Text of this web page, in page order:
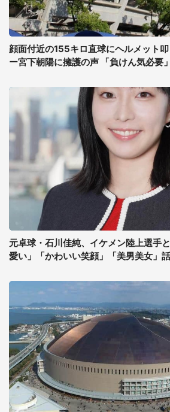
顔面付近の155キロ直球にヘルメット
ー宮下朝陽に擁護の声 「負けん気必要
元卓球・石川佳純、イケメン陸上選手
愛い」「かわいい笑顔」「美男美女」